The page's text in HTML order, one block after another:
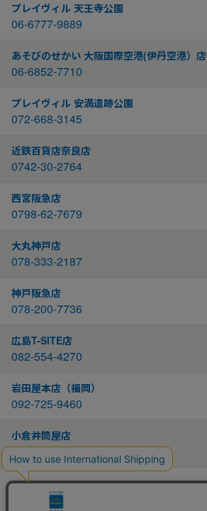
プレイヴィル 天王寺公園
06-6777-9889
あそびのせかい 大阪国際空港(伊丹空港）店
06-6852-7710
プレイヴィル 安満遺跡公園
072-668-3145
近鉄百貨店奈良店
0742-30-2764
西宮阪急店
0798-62-7679
大丸神戸店
078-333-2187
神戸阪急店
078-200-7736
広島T-SITE店
082-554-4270
岩田屋本店（福岡）
092-725-9460
小倉井筒屋店
093-522-2766